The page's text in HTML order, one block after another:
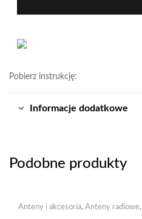
Pobierz instrukcję:
Informacje dodatkowe
Podobne produkty
Anteny i akcesoria, Anteny radiowe,